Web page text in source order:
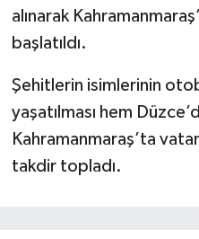
alınarak
başlatıldı.
Şehitlerin isimlerinin
yaşatılması hem
Kahramanmaraş’ta
takdir topladı.